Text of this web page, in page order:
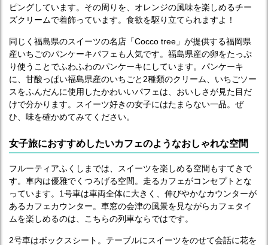
ピングしています。その周りを、オレンジの風味を楽しめるチー
ズクリームで着飾っています。食欲を駆り立てられますよ！
同じく福島県のスイーツの名店「Cocco tree」が提供する福岡県
産いちごのパンケーキパフェも人気です。福島県産の卵をたっぷ
り使うことでふわふわのパンケーキにしています。パンケーキ
に、甘酸っぱい福島県産のいちごと2種類のクリーム、いちごソー
スをふんだんに使用したかわいいパフェは、おいしさが見た目だ
けで分かります。スイーツ好きの女子にはたまらない一品。ぜ
ひ、味を確かめてみてください。
女子旅におすすめしたいカフェのようなおしゃれな空間
フルーティアふくしまでは、スイーツを楽しめる空間もすてきで
す。車内は優雅でくつろげる空間。走るカフェがコンセプトとな
っています。1号車は車両全体に大きく、伸びやかなカウンターが
あるカフェカウンター。車窓の会津の風景を見ながらカフェタイ
ムを楽しめるのは、こちらの列車ならではです。
2号車はボックスシート。テーブルにスイーツをのせて会話に花を